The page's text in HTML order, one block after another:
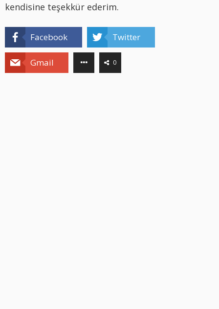
kendisine teşekkür ederim.
Facebook Twitter
Gmail 0